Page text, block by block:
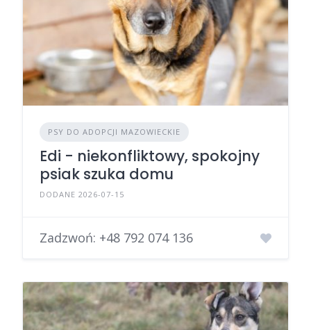
PSY DO ADOPCJI MAZOWIECKIE
Edi - niekonfliktowy, spokojny
psiak szuka domu
DODANE 2026-07-15
Zadzwoń: +48 792 074 136